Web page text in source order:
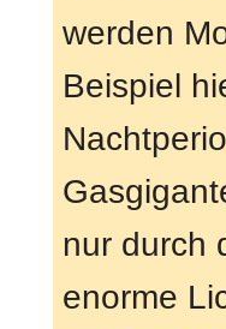
werden
Beispiel
nur durch
enorme